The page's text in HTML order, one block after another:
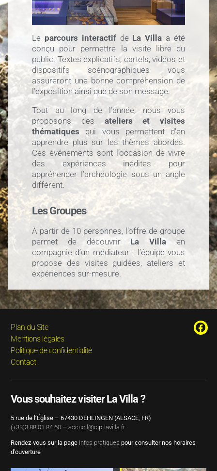
Le parcours interactifde La Villa a été
conçu pour permettre la visite libre du
public. Textes explicatifs, cartels, vidéos et
dispositifs scénographiques vous
assureront une bonne compréhension de
l’exposition ainsi que de son message.
Tout au long de l’année, nous vous
proposons des ateliers et visites
thématiques qui vous permettent d’en
apprendre plus sur les thèmes abordés.
Ces événements sont l’occasion de vivre
des expériences inédites pour
appréhender l’archéologie sous un angle
différent.
Les Groupes
À partir de 10 personnes, l’offre de groupe
permet de découvrir La Villa en
compagnie d’un médiateur : l’équipe vous
propose des visites guidées, ateliers et
expériences sur-mesure.
Plan du Site
Mentions légales
Politique de confidentialité
Contact
Vous souhaitez visiter La Villa ?
5 rue de l’Église – 67430 DEHLINGEN (ALSACE, FR)
(+33)3 88 01 84 60 –accueil@cip-lavilla.fr
Rendez-vous sur la page Infos pratiques pour consulter nos horaires
d’ouverture